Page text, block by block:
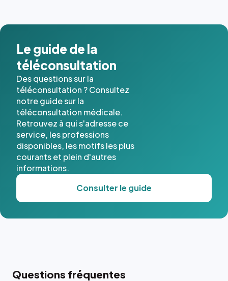
Le guide de la
téléconsultation
Des questions sur la
téléconsultation ? Consultez
notre guide sur la
téléconsultation médicale.
Retrouvez à qui s'adresse ce
service, les professions
disponibles, les motifs les plus
courants et plein d'autres
informations.
Consulter le guide
Questions fréquentes